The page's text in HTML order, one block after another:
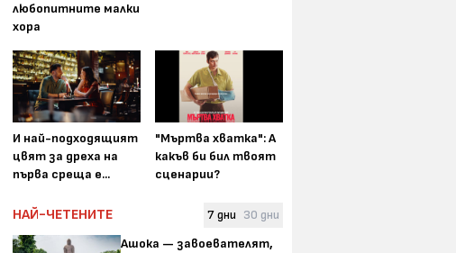
любопитните малки
хора
И най-подходящият
цвят за дреха на
първа среща е...
"Мъртва хватка": А
какъв би бил твоят
сценарии?
НАЙ-ЧЕТЕНИТЕ 7 дни 30 дни
Ашока — завоевателят,